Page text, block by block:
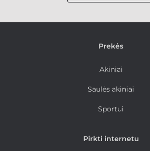
Prekės
Akiniai
Saulės akiniai
Sportui
Pirkti internetu